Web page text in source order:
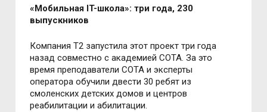
«Мобильная IT-школа»: три года, 230
выпускников
Компания T2 запустила этот проект три года
назад совместно с академией СОТА. За это
время преподаватели СОТА и эксперты
оператора обучили двести 30 ребят из
смоленских детских домов и центров
реабилитации и абилитации.